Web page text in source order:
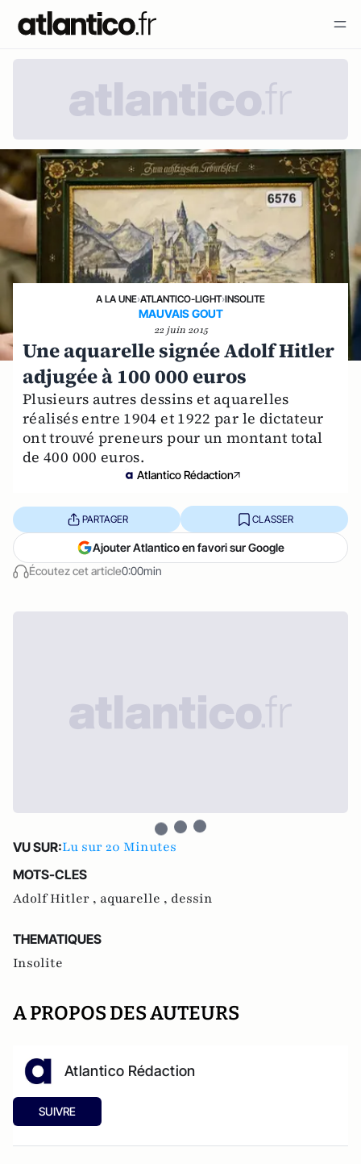
A LA UNE›ATLANTICO-LIGHT›INSOLITE
MAUVAIS GOUT
22 juin 2015
Une aquarelle signée Adolf Hitler
adjugée à 100 000 euros
Plusieurs autres dessins et aquarelles
réalisés entre 1904 et 1922 par le dictateur
ont trouvé preneurs pour un montant total
de 400 000 euros.
Atlantico Rédaction
Écoutez cet article0:00min
PARTAGER CLASSER
Ajouter Atlantico en favori sur Google
VU SUR:Lu sur 20 Minutes
MOTS-CLES
Adolf Hitler , aquarelle , dessin
THEMATIQUES
Insolite
A PROPOS DES AUTEURS
Atlantico Rédaction
SUIVRE